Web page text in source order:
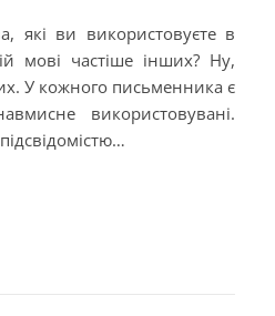
які ви використовуєте в
мові частіше інших? Ну,
У кожного письменника є
використовувані.